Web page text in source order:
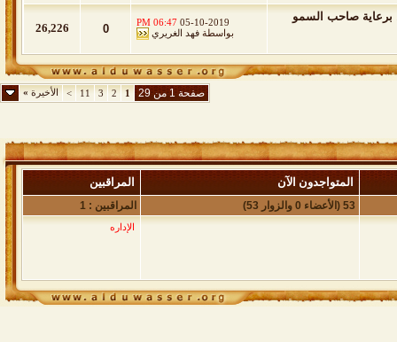
برعاية صاحب السمو 05-10-2019
06:47 PM
بواسطة فهد الغريري 0
26,226
صفحة 1 من 29 1
2
3
11
> الأخيرة»
المتواجدون الآن المراقبين
53 (الأعضاء 0 والزوار 53) المراقبين : 1
الإداره